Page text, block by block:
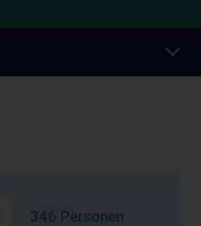
346 Personen